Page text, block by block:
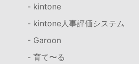
- kintone
- kintone人事評価システム
- Garoon
- 育て〜る